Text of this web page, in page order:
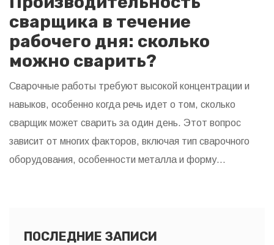
сварщика в течение
рабочего дня: сколько
можно сварить?
Сварочные работы требуют высокой концентрации и
навыков, особенно когда речь идет о том, сколько
сварщик может сварить за один день. Этот вопрос
зависит от многих факторов, включая тип сварочного
оборудования, особенности металла и форму
выносливость мастера и условия работы, чтобы
ПОСЛЕДНИЕ ЗАПИСИ